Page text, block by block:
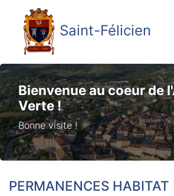
Saint-Félicien
Bienvenue au coeur de
Verte !
Bonne visite !
PERMANENCES HABITAT